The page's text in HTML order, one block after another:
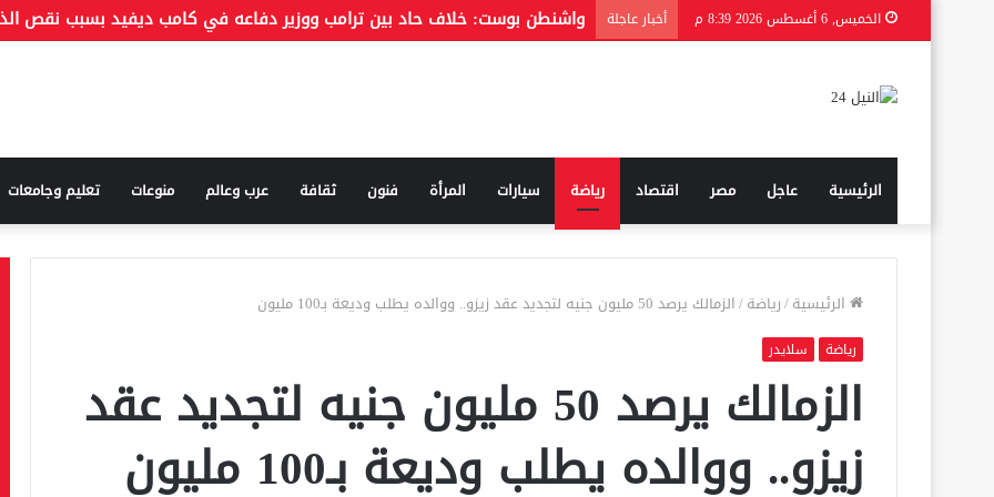
الخميس, 6 أغسطس 2026 8:39 م أخبار عاجلة
الرئيسية عاجل مصر اقتصاد رياضة سيارات المرأة فنون ثقافة عرب وعالم منوعات تعليم وجامعات
الرئيسية/رياضة/الزمالك يرصد 50 مليون جنيه لتجديد عقد زيزو.. ووالده يطلب وديعة بـ100 مليون
رياضة سلايدر
الزمالك يرصد 50 مليون جنيه لتجديد عقد
زيزو.. ووالده يطلب وديعة بـ100 مليون